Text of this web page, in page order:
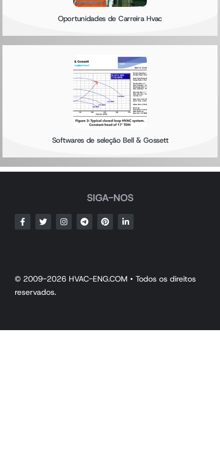
Oportunidades de Carreira Hvac
Softwares de seleção Bell & Gossett
SIGA-NOS
© 2009-2026 HVAC-ENG.COM • Todos os direitos
reservados.